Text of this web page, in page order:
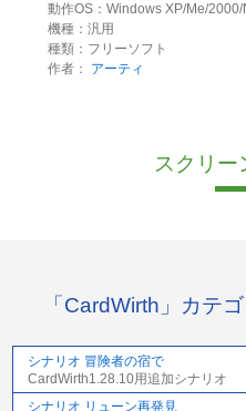
動作OS：Windows XP/Me/2000/
機種：汎用
種類：フリーソフト
作者：
アーティ
スクリー
「CardWirth」カテ
シナリオ 冒険者の宿で
CardWirth1.28.10用追加シナリオ
シナリオ リューン再発見